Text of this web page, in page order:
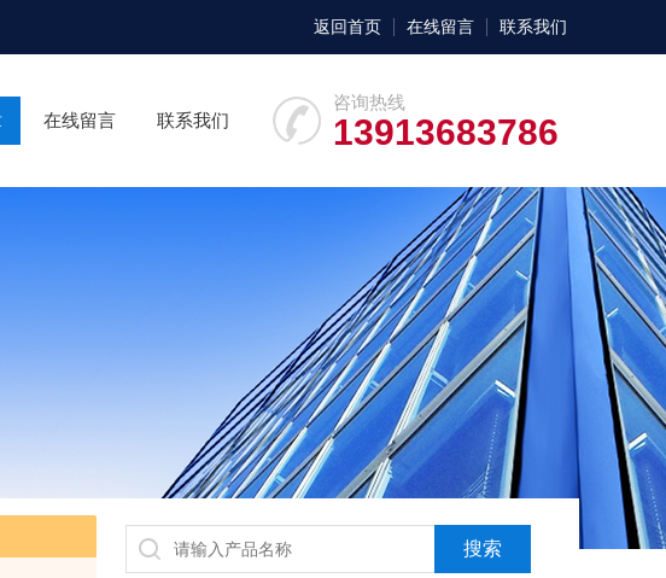
返回首页 在线留言 联系我们
咨询热线
13913683786
在线留言 联系我们
案